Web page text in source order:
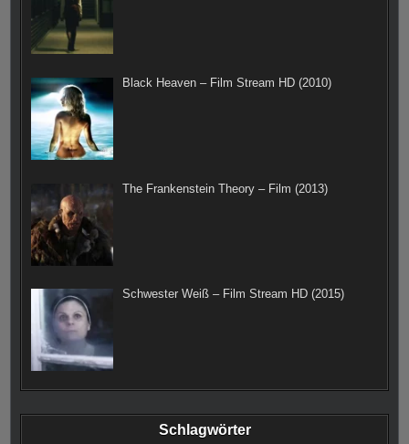
Black Heaven – Film Stream HD (2010)
The Frankenstein Theory – Film (2013)
Schwester Weiß – Film Stream HD (2015)
Schlagwörter